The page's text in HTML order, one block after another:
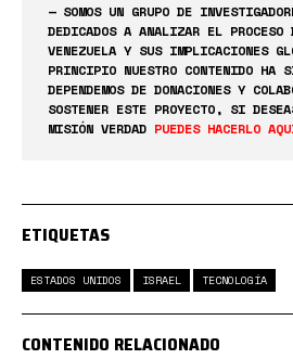
— SOMOS UN GRUPO DE
DEDICADOS A ANALIZAR EL PROCESO
VENEZUELA Y SUS IMPLICACIONES
PRINCIPIO NUESTRO CONTENIDO HA
DEPENDEMOS DE DONACIONES Y
SOSTENER ESTE PROYECTO, SI
MISIÓN VERDAD PUEDES HACERLO
ETIQUETAS
ESTADOS UNIDOS ISRAEL TECNOLOGÍA
CONTENIDO RELACIONADO